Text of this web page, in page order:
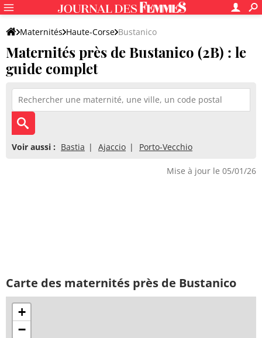
Maternités Haute-Corse Bustanico
Maternités près de Bustanico (2B) : le
guide complet
Voir aussi : Bastia Ajaccio Porto-Vecchio
Mise à jour le 05/01/26
Carte des maternités près de Bustanico
+
−